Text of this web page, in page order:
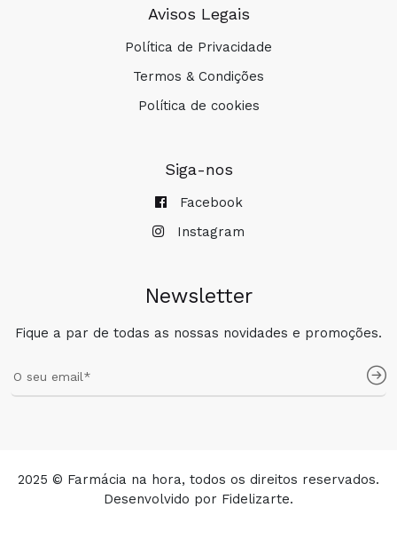
Avisos Legais
Política de Privacidade
Termos & Condições
Política de cookies
Siga-nos
Facebook
Instagram
Newsletter
Fique a par de todas as nossas novidades e promoções.
2025 © Farmácia na hora, todos os direitos reservados.
Desenvolvido por Fidelizarte.